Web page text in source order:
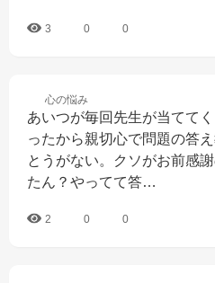
3 0 0
心の悩み
あいつが毎回先生が当てて
ったから親切心で問題の答
とうがない。クソがお前感
たん？やってて答…
2 0 0